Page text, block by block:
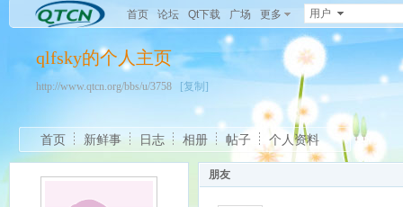
首页 论坛 Qt下载 广场 更多 用户
qlfsky的个人主页
http://www.qtcn.org/bbs/u/3758 [复制]
首页 新鲜事 日志 相册 帖子 个人资料
朋友